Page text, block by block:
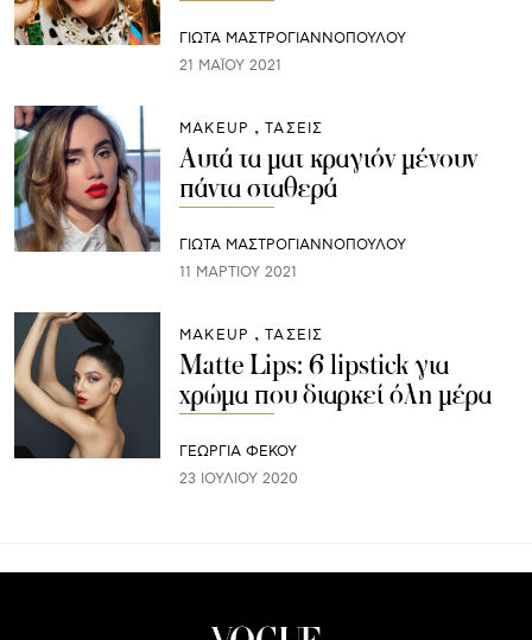
ΓΙΩΤΑ ΜΑΣΤΡΟΓΙΑΝΝΟΠΟΥΛΟΥ
21 ΜΑΪ́ΟΥ 2021
ΜAKEUP ΤΑΣΕΙΣ
Αυτά τα ματ κραγιόν μένουν
πάντα σταθερά
ΓΙΩΤΑ ΜΑΣΤΡΟΓΙΑΝΝΟΠΟΥΛΟΥ
11 ΜΑΡΤΊΟΥ 2021
ΜAKEUP ΤΑΣΕΙΣ
Matte Lips: 6 lipstick για
χρώμα που διαρκεί όλη μέρα
ΓΕΩΡΓΙΑ ΦΕΚΟΥ
23 ΙΟΥΛΊΟΥ 2020